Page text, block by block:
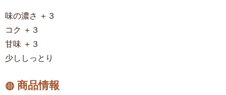
味の濃さ ＋３
コク ＋３
甘味 ＋３
少ししっとり
◍ 商品情報